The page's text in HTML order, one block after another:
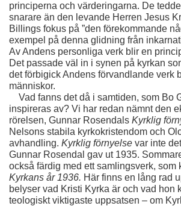
principerna och värderingarna. De
snarare än den levande Herren Jesus
Billings fokus på ”den förekommande
exempel på denna glidning från
Av Andens personliga verk blir en
Det passade väl in i synen på kyrkan
det förbigick Andens förvandlande verk
människor.
Vad fanns det då i samtiden, som Bo
inspireras av? Vi har redan nämnt den
rörelsen, Gunnar Rosendals Kyrklig
Nelsons stabila kyrkokristendom och
avhandling. Kyrklig förnyelse var inte
Gunnar Rosendal gav ut 1935.
Kyrkans år 1936. Här finns en lång rad
belyser vad Kristi Kyrka är och vad hon
teologiskt viktigaste uppsatsen – om